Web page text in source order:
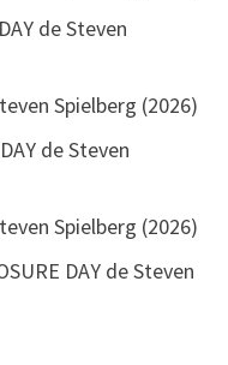
de Steven
Spielberg (2026)
de Steven
Spielberg (2026)
DAY de Steven